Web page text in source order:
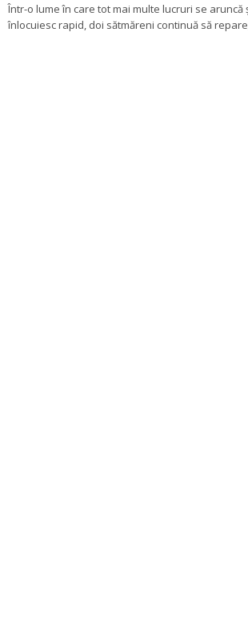
Într-o lume în care tot mai multe lucruri se aruncă
înlocuiesc rapid, doi sătmăreni continuă să